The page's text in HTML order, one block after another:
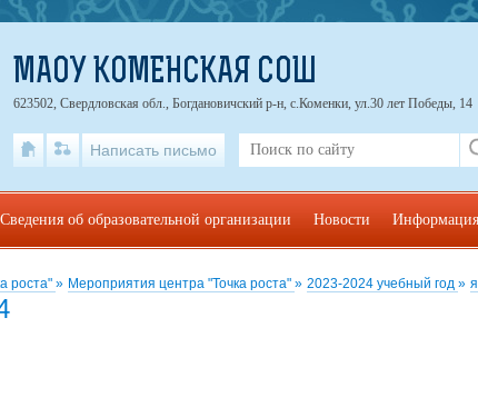
роста" » Мероприятия центра "Точка роста" » 2023-2024 учебный год »
МАОУ КОМЕНСКАЯ СОШ
623502, Свердловская обл., Богдановичский р-н, с.Коменки, ул.30 лет Победы, 14
Написать письмо
Сведения об образовательной организации Новости Информация